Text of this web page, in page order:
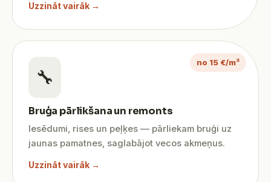
Uzzināt vairāk →
no 15 €/m²
🔧
Bruģa pārlikšana un remonts
Iesēdumi, rises un peļķes — pārliekam bruģi uz
jaunas pamatnes, saglabājot vecos akmeņus.
Uzzināt vairāk →